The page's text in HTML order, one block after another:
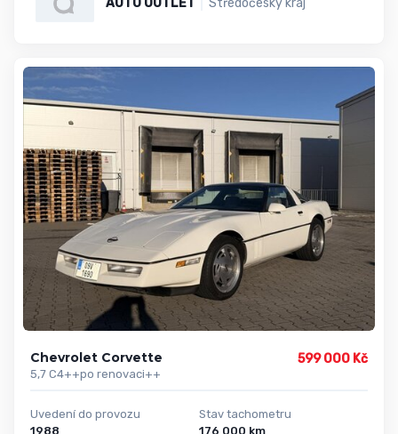
Chevrolet Corvette
5,7 C4++po renovaci++
599 000 Kč
Uvedení do provozu
1988
Stav tachometru
176 000 km